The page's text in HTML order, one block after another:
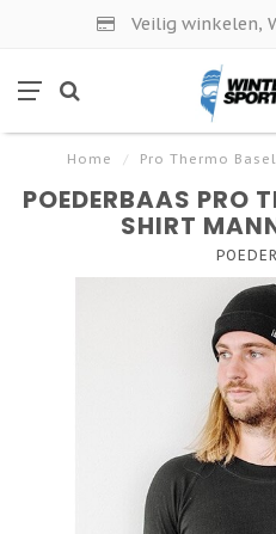
Veilig winkelen,
Home / Pro Thermo
POEDERBAAS PRO
SHIRT